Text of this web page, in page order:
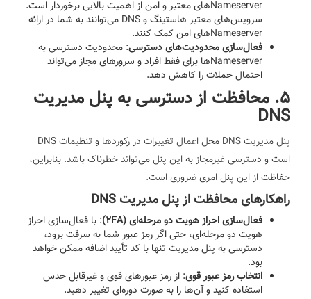
Nameserverهای معتبر و امن از اهمیت بالایی برخوردار است.
سرویس‌های معتبر هاستینگ و DNS می‌توانند به شما در ارائه
Nameserverهای امن کمک کنند.
فعال‌سازی محدودیت‌های دسترسی: محدودیت دسترسی به
Nameserverها برای فقط افراد و سرورهای مجاز می‌تواند
احتمال حملات را کاهش دهد.
5. محافظت از دسترسی به پنل مدیریت
DNS
پنل مدیریت DNS محل اعمال تغییرات در رکوردها و تنظیمات DNS
است و دسترسی غیرمجاز به این پنل می‌تواند خطرناک باشد. بنابراین،
حفاظت از این پنل امری ضروری است.
راهکارهای محافظت از پنل مدیریت DNS
فعال‌سازی احراز هویت دو مرحله‌ای (2FA)
: با فعال‌سازی احراز
هویت دو مرحله‌ای، حتی اگر رمز عبور شما به سرقت برود،
دسترسی به پنل مدیریت تنها با کد تأیید اضافه ممکن خواهد
بود.
انتخاب رمز عبور قوی: از رمز عبورهای قوی و غیرقابل حدس
استفاده کنید و آن‌ها را به صورت دوره‌ای تغییر دهید.